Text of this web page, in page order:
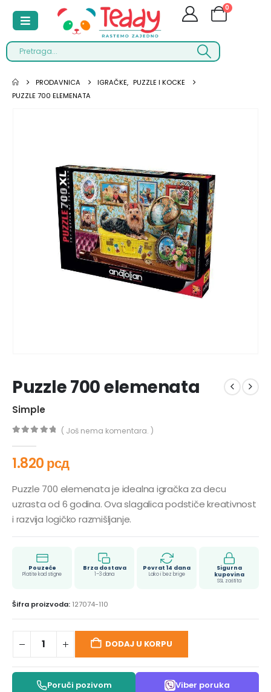
0
PRODAVNICA IGRAČKE, PUZZLE I KOCKE
PUZZLE 700 ELEMENATA
Puzzle 700 elemenata
Simple
( Još nema komentara. )
1.820рсд
Puzzle 700 elemenata je idealna igračka za decu
uzrasta od 6 godina. Ova slagalica podstiče kreativnost
i razvija logičko razmišljanje.
Pouzeće
Platite kad stigne
Brza dostava
1–3 dana
Povrat 14 dana
Lako i bez brige
Sigurna
kupovina
SSL zaštita
Šifra proizvoda: 127074-110
DODAJ U KORPU
Poruči pozivom Viber poruka